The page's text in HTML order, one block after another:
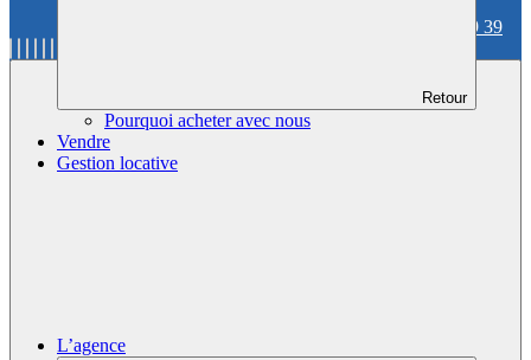
06 59 36 59 39
Retour
Pourquoi acheter avec nous
Vendre
Gestion locative
L’agence